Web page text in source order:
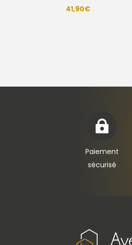
41,90€

Paiement
sécurisé